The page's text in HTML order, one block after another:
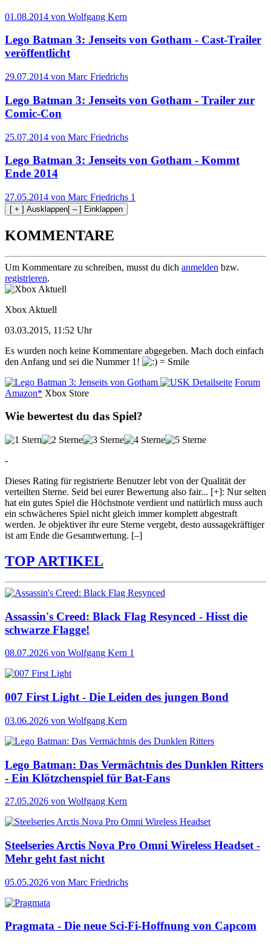
01.08.2014 von Wolfgang Kern
Lego Batman 3: Jenseits von Gotham - Cast-Trailer
veröffentlicht
29.07.2014 von Marc Friedrichs
Lego Batman 3: Jenseits von Gotham - Trailer zur
Comic-Con
25.07.2014 von Marc Friedrichs
Lego Batman 3: Jenseits von Gotham - Kommt
Ende 2014
27.05.2014 von Marc Friedrichs 1
[ + ] Ausklappen[ – ] Einklappen
KOMMENTARE
Um Kommentare zu schreiben, musst du dich anmelden bzw.
registrieren.
Xbox Aktuell
03.03.2015, 11:52 Uhr
Es wurden noch keine Kommentare abgegeben. Mach doch einfach
den Anfang und sei die Nummer 1!
Detailseite Forum
Amazon* Xbox Store
Wie bewertest du das Spiel?
-
Dieses Rating für registrierte Benutzer lebt von der Qualität der
verteilten Sterne. Seid bei eurer Bewertung also fair... [+]: Nur selten
hat ein gutes Spiel die Höchstnote verdient und natürlich muss auch
ein schwächeres Spiel nicht gleich immer komplett abgestraft
werden. Je objektiver ihr eure Sterne vergebt, desto aussagekräftiger
ist am Ende die Gesamtwertung. [–]
TOP ARTIKEL
Assassin's Creed: Black Flag Resynced - Hisst die
schwarze Flagge!
08.07.2026 von Wolfgang Kern 1
007 First Light - Die Leiden des jungen Bond
03.06.2026 von Wolfgang Kern
Lego Batman: Das Vermächtnis des Dunklen Ritters
- Ein Klötzchenspiel für Bat-Fans
27.05.2026 von Wolfgang Kern
Steelseries Arctis Nova Pro Omni Wireless Headset -
Mehr geht fast nicht
05.05.2026 von Marc Friedrichs
Pragmata - Die neue Sci-Fi-Hoffnung von Capcom